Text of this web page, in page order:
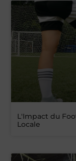
L'Impact du
Locale